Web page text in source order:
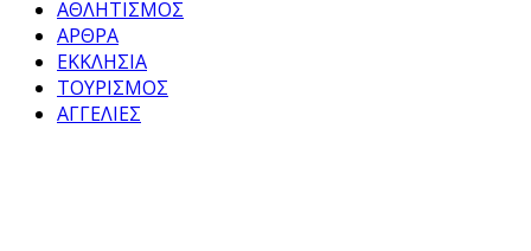
ΑΘΛΗΤΙΣΜΟΣ
ΑΡΘΡΑ
ΕΚΚΛΗΣΙΑ
ΤΟΥΡΙΣΜΟΣ
ΑΓΓΕΛΙΕΣ